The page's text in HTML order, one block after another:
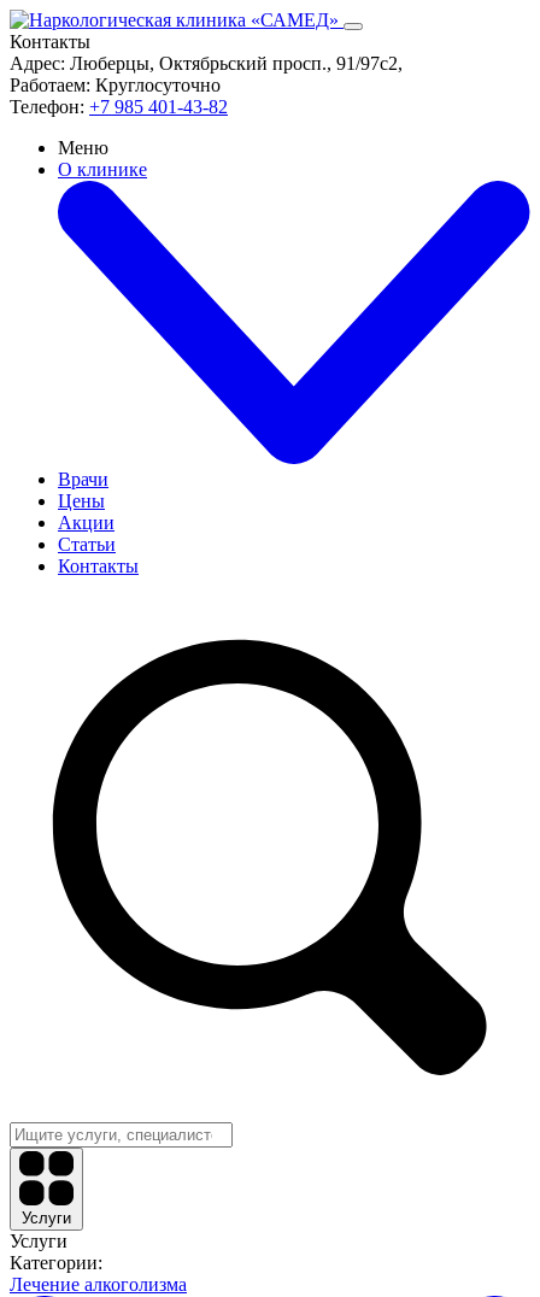
Контакты
Адрес: Люберцы, Октябрьский просп., 91/97с2,
Работаем: Круглосуточно
Телефон: +7 985 401-43-82
Меню
О клинике
Врачи
Цены
Акции
Статьи
Контакты
Услуги
Услуги
Категории:
Лечение алкоголизма